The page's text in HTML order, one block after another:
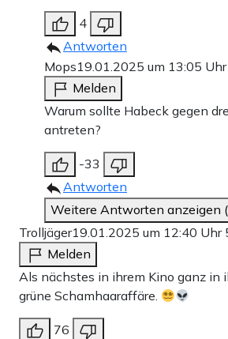
4
Antworten
Mops19.01.2025 um 13:05 Uhr
Melden
Warum sollte Habeck gegen
antreten?
-33
Antworten
Weitere Antworten anzeigen
Trolljäger19.01.2025 um 12:40 Uhr
Melden
Als nächstes in ihrem Kino ganz in
grüne Schamhaaraffäre.
76